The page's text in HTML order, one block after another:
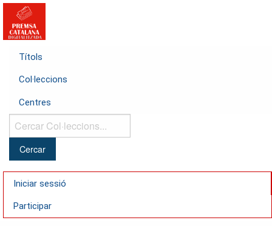
Títols
Col·leccions
Centres
Cercar
Col·leccions...
Iniciar sessió
Participar